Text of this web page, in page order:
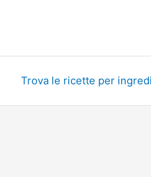
Trova le ricette per